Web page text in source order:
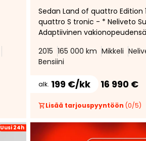
Sedan Land of quattro Edition
quattro S tronic - * Neliveto
Adaptiivinen
Pysäköintitutkat *
2015 165 000 km Mikkeli
Bensiini
alk. 199 €/kk 16 990 €
Lisää tarjouspyyntöön (0/5)
Uusi 24h